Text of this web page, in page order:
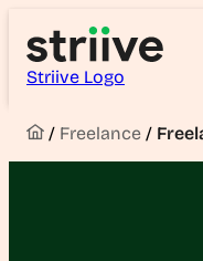
Striive Logo
/ Freelance /